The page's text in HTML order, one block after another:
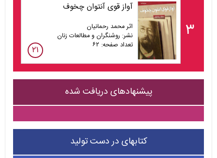
۳
آواز قوی آنتوان چخوف
اثر محمد رحمانیان
نشر: روشنگران و مطالعات زنان
تعداد صفحه: ۶۲
۲۱
پیشنهادهای دریافت شده
کتابهای در دست تولید